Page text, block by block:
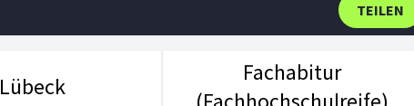
TEILEN
Lübeck
Fachabitur